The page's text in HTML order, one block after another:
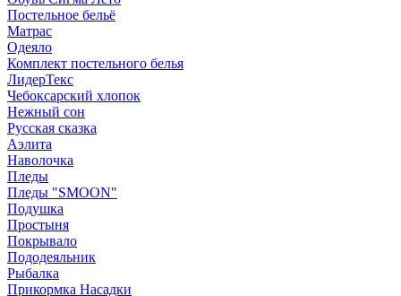
Постельное бельё
Матрас
Одеяло
Комплект постельного белья
ЛидерТекс
Чебоксарский хлопок
Нежный сон
Русская сказка
Аэлита
Наволочка
Пледы
Пледы "SMOON"
Подушка
Простыня
Покрывало
Пододеяльник
Рыбалка
Прикормка Насадки